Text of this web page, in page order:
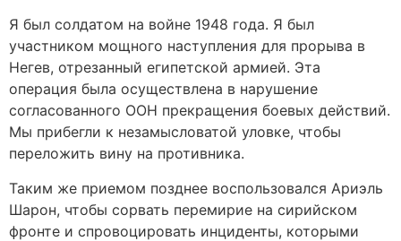
Я был солдатом на войне 1948 года. Я был
участником мощного наступления для прорыва в
Негев, отрезанный египетской армией. Эта
операция была осуществлена в нарушение
согласованного ООН прекращения боевых действий.
Мы прибегли к незамысловатой уловке, чтобы
переложить вину на противника.
Таким же приемом позднее воспользовался Ариэль
Шарон, чтобы сорвать перемирие на сирийском
фронте и спровоцировать инциденты, которыми